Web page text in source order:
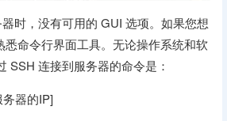
时，没有可用的 GUI 选项。如果您想
悉命令行界面工具。无论操作系统和软
SSH 连接到服务器的命令是：
器的IP]